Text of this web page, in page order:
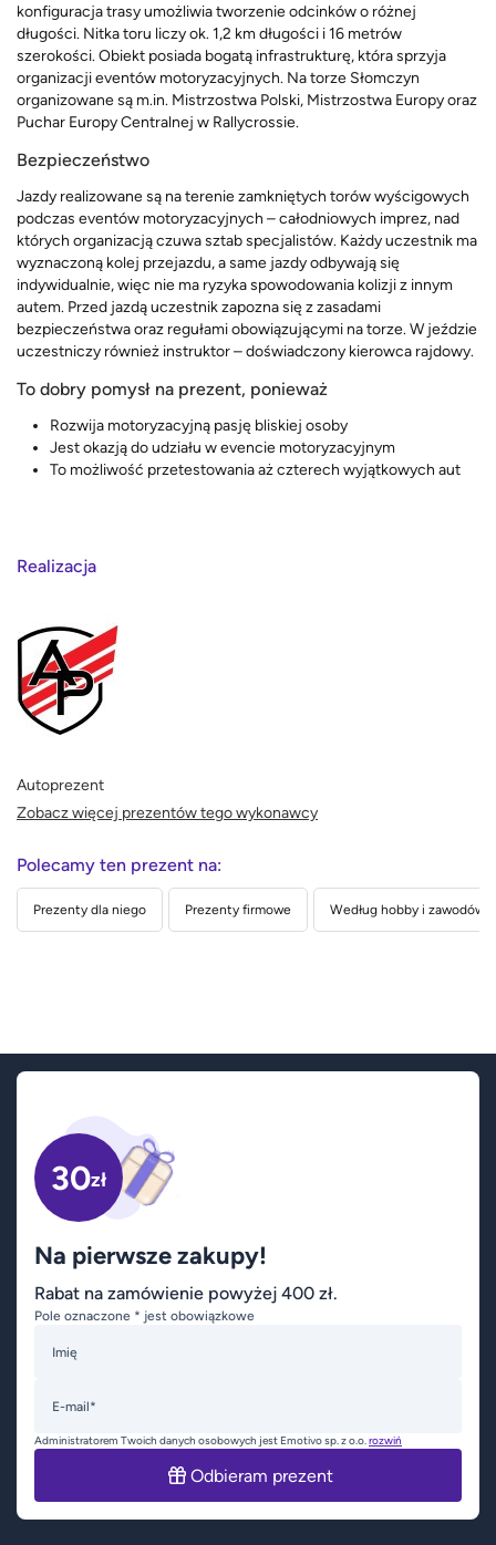
konfiguracja trasy umożliwia tworzenie odcinków o różnej
długości. Nitka toru liczy ok. 1,2 km długości i 16 metrów
szerokości. Obiekt posiada bogatą infrastrukturę, która sprzyja
organizacji eventów motoryzacyjnych. Na torze Słomczyn
organizowane są m.in. Mistrzostwa Polski, Mistrzostwa Europy oraz
Puchar Europy Centralnej w Rallycrossie.
Bezpieczeństwo
Jazdy realizowane są na terenie zamkniętych torów wyścigowych
podczas eventów motoryzacyjnych – całodniowych imprez, nad
których organizacją czuwa sztab specjalistów. Każdy uczestnik ma
wyznaczoną kolej przejazdu, a same jazdy odbywają się
indywidualnie, więc nie ma ryzyka spowodowania kolizji z innym
autem. Przed jazdą uczestnik zapozna się z zasadami
bezpieczeństwa oraz regułami obowiązującymi na torze. W jeździe
uczestniczy również instruktor – doświadczony kierowca rajdowy.
To dobry pomysł na prezent, ponieważ
Rozwija motoryzacyjną pasję bliskiej osoby
Jest okazją do udziału w evencie motoryzacyjnym
To możliwość przetestowania aż czterech wyjątkowych aut
Realizacja
Autoprezent
Zobacz więcej prezentów tego wykonawcy
Polecamy ten prezent na:
Prezenty dla niego Prezenty firmowe Według hobby i zawodów
30zł
Na pierwsze zakupy!
Rabat na zamówienie powyżej 400 zł.
Pole oznaczone * jest obowiązkowe
Imię
E-mail*
Administratorem Twoich danych osobowych jest Emotivo sp. z o.o.rozwiń
Odbieram prezent